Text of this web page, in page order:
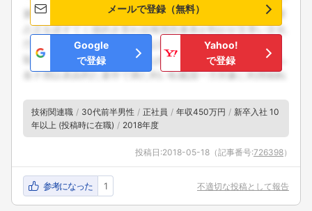
メールで登録（無料）
Google
で登録
Yahoo!
で登録
技術関連職 30代前半男性 正社員 年収450万円
新卒入社 10
年以上 (投稿時に在職)
2018年度
投稿日:2018-05-18 （記事番号:726398）
参考になった 1 不適切な投稿として報告